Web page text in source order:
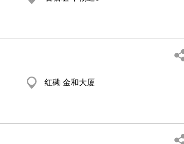
红磡 金和大厦